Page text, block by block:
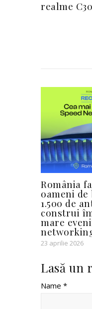
realme
România
oameni de
1.500 de
construi
mare
23 aprilie 2026
Lasă un
Name *